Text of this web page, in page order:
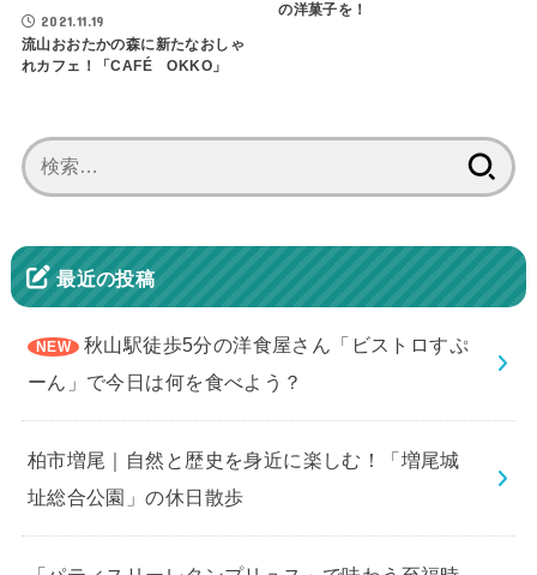
2021.11.19
流山おおたかの森に新たなおしゃ
れカフェ！「CAFÉ OKKO」
の洋菓子を！
索:
最近の投稿
秋山駅徒歩5分の洋食屋さん「ビストロすぷ
ーん」で今日は何を食べよう？
柏市増尾｜自然と歴史を身近に楽しむ！「増尾城
址総合公園」の休日散歩